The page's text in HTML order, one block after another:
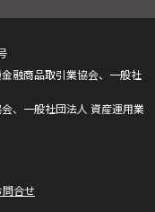
融商品取引業協会、一般社
、一般社団法人 資産運用業
問合せ